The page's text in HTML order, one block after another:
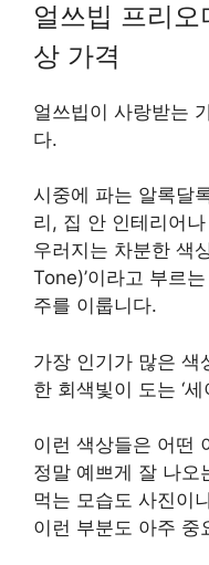
얼쓰빕 프리
상 가격
얼쓰빕이 사랑받는
다.
시중에 파는 알록달
리, 집 안 인테리어
우러지는 차분한 색
Tone)’이라고 부르
주를 이룹니다.
가장 인기가 많은 색
한 회색빛이 도는 ‘
이런 색상들은 어떤
정말 예쁘게 잘 나오
먹는 모습도 사진이
이런 부분도 아주 중